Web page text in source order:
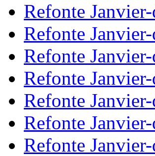
Refonte
Refonte
Refonte
Refonte
Refonte
Refonte
Refonte